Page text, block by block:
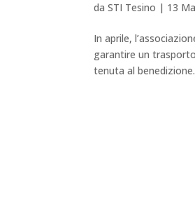
daSTI Tesino | 13
In aprile,
garantire un
tenuta al